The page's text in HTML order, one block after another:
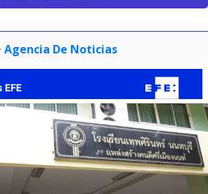
Agencia De Noticias